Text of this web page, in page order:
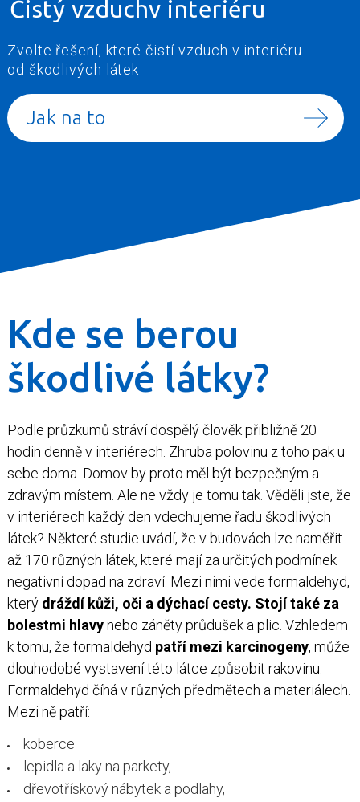
Čistý vzduchv interiéru
Zvolte řešení, které čistí vzduch v interiéru
od škodlivých látek
Jak na to
Kde se berou
škodlivé látky?
Podle průzkumů stráví dospělý člověk přibližně 20
hodin denně v interiérech. Zhruba polovinu z toho pak u
sebe doma. Domov by proto měl být bezpečným a
zdravým místem. Ale ne vždy je tomu tak. Věděli jste, že
v interiérech každý den vdechujeme řadu škodlivých
látek? Některé studie uvádí, že v budovách lze naměřit
až 170 různých látek, které mají za určitých podmínek
negativní dopad na zdraví. Mezi nimi vede formaldehyd,
který dráždí kůži, oči a dýchací cesty. Stojí také za
bolestmi hlavynebo záněty průdušek a plic. Vzhledem
k tomu, že formaldehyd patří mezi karcinogeny, může
dlouhodobé vystavení této látce způsobit rakovinu.
Formaldehyd číhá v různých předmětech a materiálech.
Mezi ně patří:
koberce
lepidla a laky na parkety,
dřevotřískový nábytek a podlahy,